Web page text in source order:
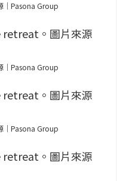
｜Pasona Group
｜Pasona Group
｜Pasona Group